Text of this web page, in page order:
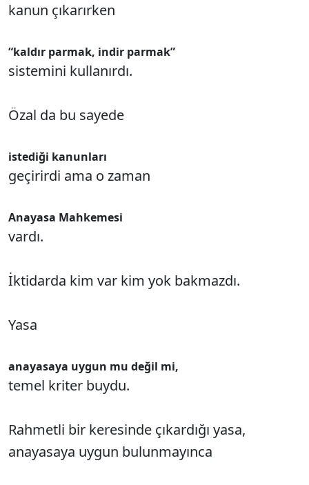
kanun çıkarırken
“kaldır parmak, indir parmak”
sistemini kullanırdı.
Özal da bu sayede
istediği kanunları
geçirirdi ama o zaman
Anayasa Mahkemesi
vardı.
İktidarda kim var kim yok bakmazdı.
Yasa
anayasaya uygun mu değil mi,
temel kriter buydu.
Rahmetli bir keresinde çıkardığı yasa,
anayasaya uygun bulunmayınca